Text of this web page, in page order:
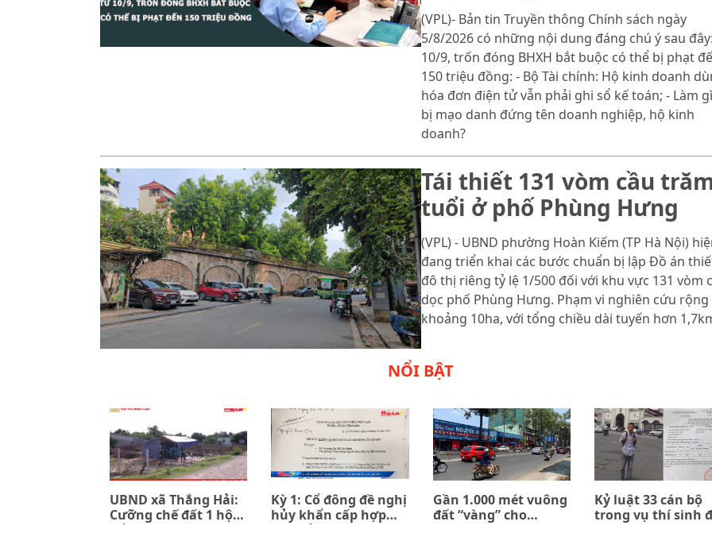
(VPL)- Bản tin Truyền thông Chính sách ngày
5/8/2026 có những nội dung đáng chú ý sau
10/9, trốn đóng BHXH bắt buộc có thể bị phạt
150 triệu đồng: - Bộ Tài chính: Hộ kinh doanh
hóa đơn điện tử vẫn phải ghi sổ kế toán; - Làm
bị mạo danh đứng tên doanh nghiệp, hộ kinh
doanh?
Tái thiết 131 vòm cầu
tuổi ở phố Phùng Hưng
(VPL) - UBND phường Hoàn Kiếm (TP Hà Nội)
đang triển khai các bước chuẩn bị lập Đồ án
đô thị riêng tỷ lệ 1/500 đối với khu vực 131 vòm
dọc phố Phùng Hưng. Phạm vi nghiên cứu rộng
khoảng 10ha, với tổng chiều dài tuyến hơn
NỔI BẬT
UBND xã Thắng Hải:
Cưỡng chế đất 1 hộ
để đền bù 7 hộ (kỳ 1)
Kỳ 1: Cổ đông đề nghị
hủy khẩn cấp hợp
đồng ủy quyền giữa
Gần 1.000 mét vuông
đất “vàng” cho
Kỷ luật 33 cán bộ
trong vụ thí sinh